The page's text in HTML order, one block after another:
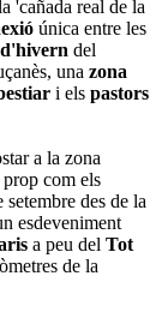
'cañada real de la
única entre les
d'hivern del
una zona
i els pastors
a la zona
com els
setembre des de la
esdeveniment
a peu del Tot
de la